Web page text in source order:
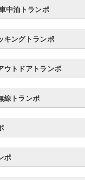
中泊トランポ
キングトランポ
ウトドアトランポ
線トランポ
ポ